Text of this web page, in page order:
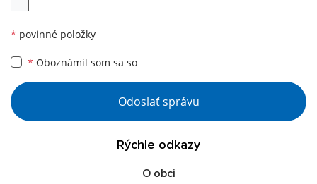
* povinné položky
* Oboznámil som sa so
Odoslať správu
Rýchle odkazy
O obci